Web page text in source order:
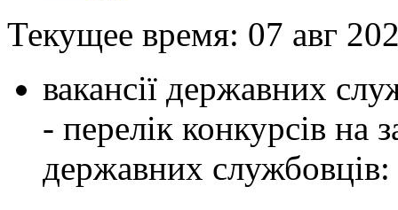
Текущее время: 07 авг
вакансії державних
- перелік конкурсів на
державних службовців: